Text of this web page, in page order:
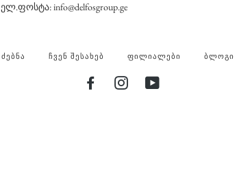
ელ.ფოსტა: info@delfosgroup.ge
ᲫᲔᲑᲜᲐ ᲩᲕᲔᲜ ᲨᲔᲡᲐᲮᲔᲑ ᲤᲘᲚᲘᲐᲚᲔᲑᲘ ᲑᲚᲝᲒᲘ
FACEBOOKINSTAGRAM